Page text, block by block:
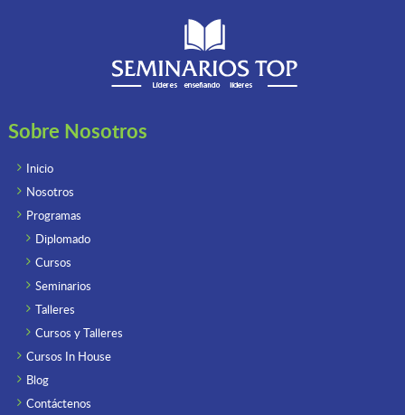
Sobre Nosotros
Inicio
Nosotros
Programas
Diplomado
Cursos
Seminarios
Talleres
Cursos y Talleres
Cursos In House
Blog
Contáctenos